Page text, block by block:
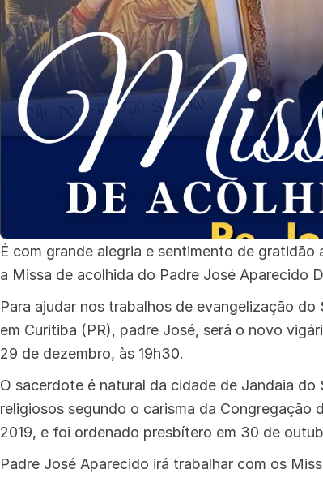
É com grande alegria e sentimento de
a Missa de acolhida do Padre José Aparecido
Para ajudar nos trabalhos de evangelização
em Curitiba (PR), padre José, será o novo
29 de dezembro, às 19h30.
O sacerdote é natural da cidade de Jandaia
religiosos segundo o carisma da Congregação
2019, e foi ordenado presbítero em 30 de
Padre José Aparecido irá trabalhar com os